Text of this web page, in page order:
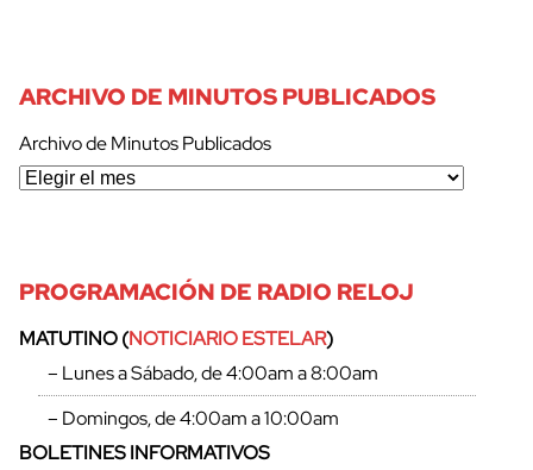
ARCHIVO DE MINUTOS PUBLICADOS
Archivo de Minutos Publicados
PROGRAMACIÓN DE RADIO RELOJ
MATUTINO (NOTICIARIO ESTELAR)
– Lunes a Sábado, de 4:00am a 8:00am
– Domingos, de 4:00am a 10:00am
BOLETINES INFORMATIVOS